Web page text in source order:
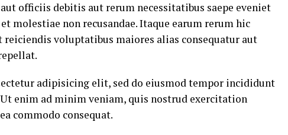
officiis debitis aut rerum necessitatibus saepe eveniet
molestiae non recusandae. Itaque earum rerum hic
reiciendis voluptatibus maiores alias consequatur aut
adipisicing elit, sed do eiusmod tempor incididunt
enim ad minim veniam, quis nostrud exercitation
commodo consequat.